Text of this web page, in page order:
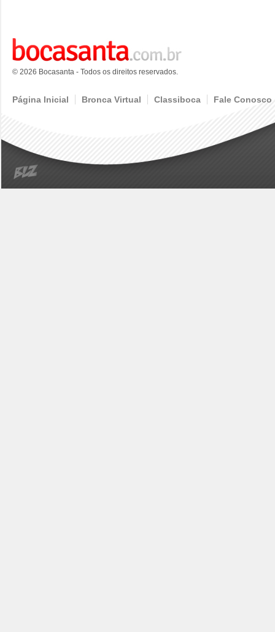
© 2026 Bocasanta - Todos os direitos reservados.
Página Inicial Bronca Virtual Classiboca Fale Conosco